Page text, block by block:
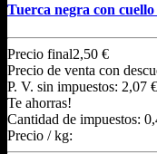
Tuerca negra con
Precio final2,50 €
Precio de venta con
P. V. sin impuestos: 2,07 €
Te ahorras!
Cantidad de impuestos:
Precio / kg: